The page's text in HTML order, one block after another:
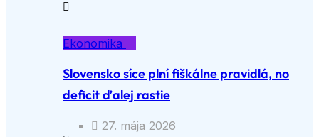
Ekonomika
Slovensko síce plní fiškálne pravidlá, no
deficit ďalej rastie
27. mája 2026